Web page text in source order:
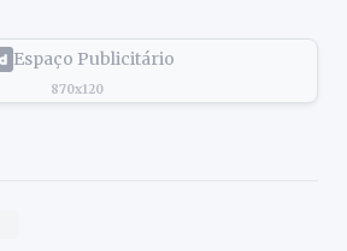
Espaço Publicitário
870x120